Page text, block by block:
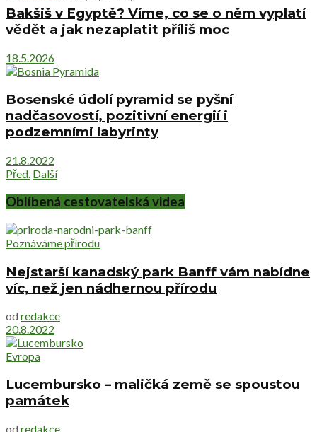
Bakšiš v Egyptě? Víme, co se o něm vyplatí
vědět a jak nezaplatit příliš moc
18.5.2026
Bosenské údolí pyramid se pyšní
nadčasovostí, pozitivní energií i
podzemními labyrinty
21.8.2022
Před. Další
Oblíbená cestovatelská videa
Poznáváme přírodu
Nejstarší kanadský park Banff vám nabídne
víc, než jen nádhernou přírodu
od redakce
20.8.2022
Evropa
Lucembursko – maličká země se spoustou
památek
od redakce